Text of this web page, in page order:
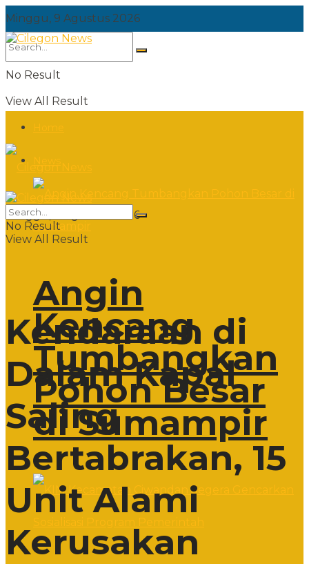
Minggu, 9 Agustus 2026
No Result
View All Result
Angin
Kencang
Tumbangkan
Pohon Besar
di Sumampir
Minggu, 9 Agustus 2026
No Result
View All Result
Kendaraan di
Dalam Kapal
Saling
Bertabrakan, 15
Unit Alami
Kerusakan